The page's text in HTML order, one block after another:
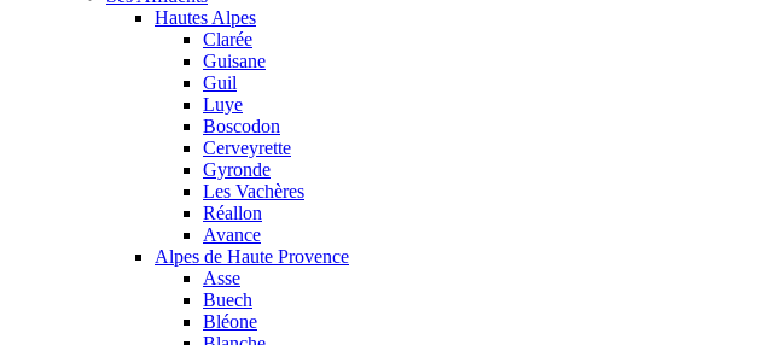
Hautes Alpes
Clarée
Guisane
Guil
Luye
Boscodon
Cerveyrette
Gyronde
Les Vachères
Réallon
Avance
Alpes de Haute Provence
Asse
Buech
Bléone